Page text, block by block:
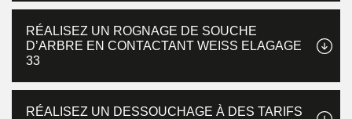
RÉALISEZ UN ROGNAGE DE SOUCHE
D’ARBRE EN CONTACTANT WEISS ELAGAGE
33
RÉALISEZ UN DESSOUCHAGE À DES TARIFS